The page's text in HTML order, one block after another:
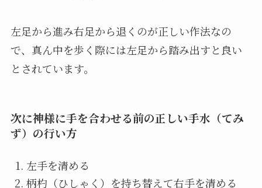
左足から進み右足から退くのが正しい作法なの
で、真ん中を歩く際には左足から踏み出すと良い
とされています。
次に神様に手を合わせる前の正しい手水（てみ
ず）の行い方
左手を清める
柄杓（ひしゃく）を持ち替えて右手を清める